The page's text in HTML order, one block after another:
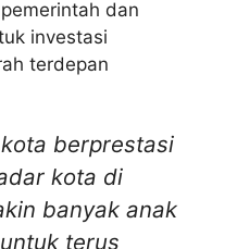
dan
investasi
terdepan
berprestasi
kota di
banyak anak
terus